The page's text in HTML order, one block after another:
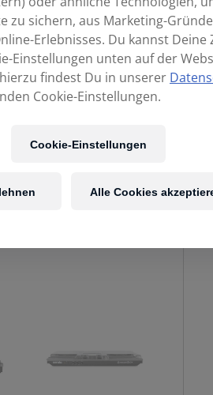
zu sichern, aus Marketing-
Erlebnisses. Du kannst
Einstellungen unten auf der
findest Du in unserer
Cookie-Einstellungen.
Cookie-Einstellungen
Alle Cookies